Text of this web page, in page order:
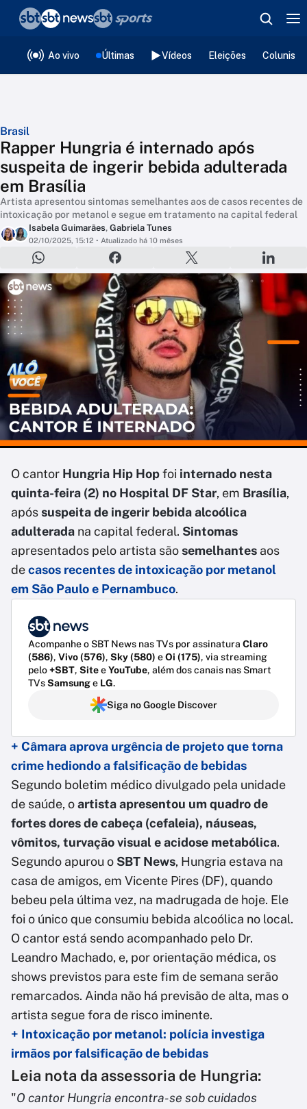
Ao vivo Últimas Vídeos Eleições
Brasil
Rapper Hungria é internado após
suspeita de ingerir bebida adulterada
em Brasília
Artista apresentou sintomas semelhantes aos de casos recentes de
intoxicação por metanol e segue em tratamento na capital federal
Isabela Guimarães, Gabriela Tunes
02/10/2025, 15:12 • Atualizado há 10 mêses
O cantor Hungria Hip Hopfoi internado nesta
quinta-feira (2) no Hospital DF Star, em Brasília,
apóssuspeita de ingerir bebida alcoólica
adulterada na capital federal. Sintomas
apresentados pelo artista sãosemelhantes aos
decasos recentes de intoxicação por metanol
em São Paulo e Pernambuco.
Acompanhe o SBT News nas TVs por assinatura Claro
(586), Vivo (576), Sky (580) eOi (175), via streaming
pelo+SBT, SiteeYouTube, além dos canais nas Smart
TVsSamsunge LG.
Siga no Google Discover
+ Câmara aprova urgência de projeto que torna
crime hediondo a falsificação de bebidas
Segundo boletim médico divulgado pela unidade
de saúde, oartista apresentou um quadro de
fortes dores de cabeça (cefaleia), náuseas,
vômitos, turvação visual e acidose metabólica.
Segundo apurou o SBT News, Hungria estava na
casa de amigos, em Vicente Pires (DF), quando
bebeu pela última vez, na madrugada de hoje. Ele
foi o único que consumiu bebida alcoólica no local.
O cantor está sendo acompanhado pelo Dr.
Leandro Machado, e, por orientação médica, os
shows previstos para este fim de semana serão
remarcados. Ainda não há previsão de alta, mas o
artista segue fora de risco iminente.
+ Intoxicação por metanol: polícia investiga
irmãos por falsificação de bebidas
Leia nota da assessoria de Hungria:
"O cantor Hungria encontra-se sob cuidados
❮voltar
Editorias